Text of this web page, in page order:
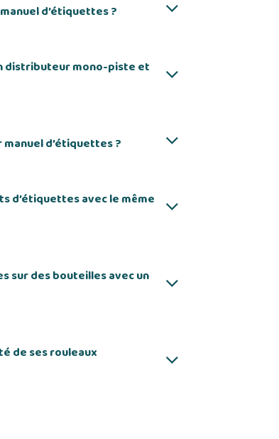
d’étiquettes ?
distributeur mono-piste et
d’étiquettes ?
d’étiquettes avec le même
sur des bouteilles avec un
de ses rouleaux